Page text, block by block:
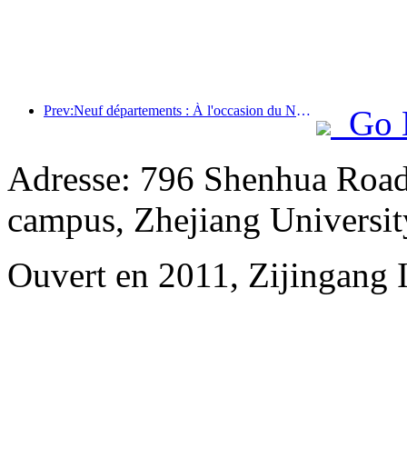
Prev:Neuf départements : À l'occasion du Nouvel An chinois, les chaînes hôtelières et les chambres d'hôtes de charme proposeront des offres préférentielles.
Go
Adresse: 796 Shenhua
campus, Zhejiang
Ouvert en 2011, Zijingang